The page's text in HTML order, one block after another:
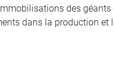
des
dans la production